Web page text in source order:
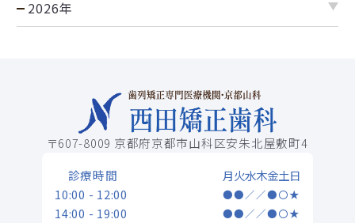
2026年
〒607-8009 京都府京都市山科区安朱北屋敷町4
診療時間
月火水木金土日
10:00 - 12:00
●●／／●〇★
14:00 - 19:00 ●●／／●〇★